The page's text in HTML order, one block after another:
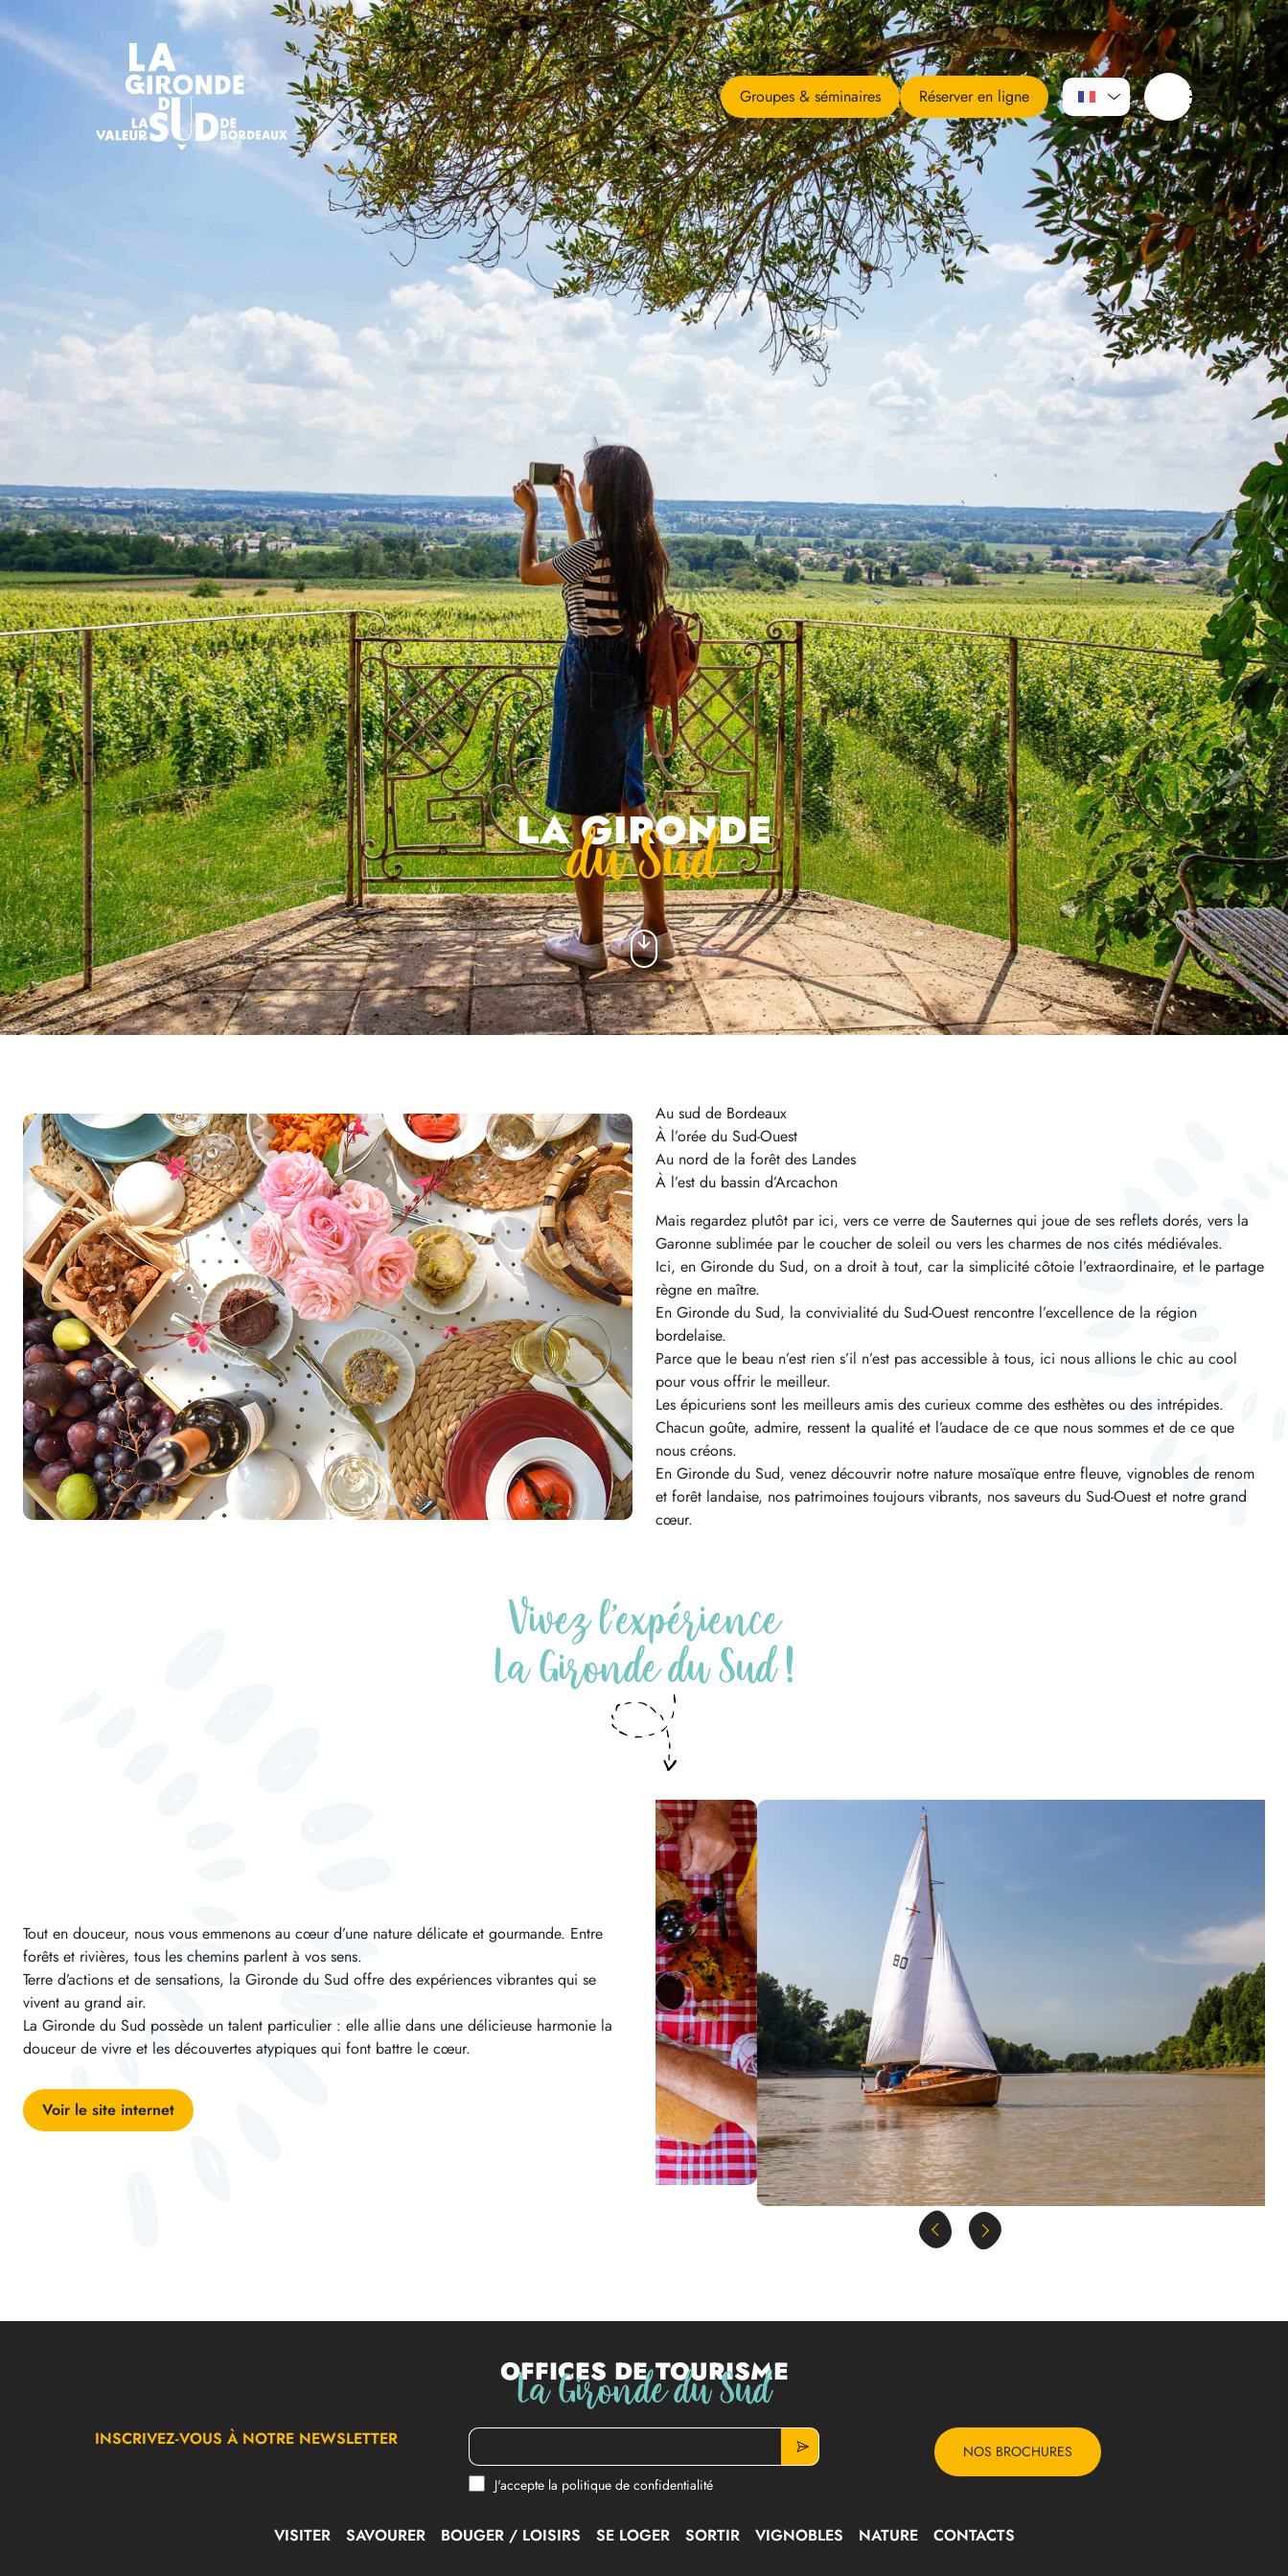
Groupes & séminaires Réserver en ligne
La Gironde
du Sud
Au sud de Bordeaux
À l’orée du Sud-Ouest
Au nord de la forêt des Landes
À l’est du bassin d’Arcachon
Mais regardez plutôt par ici, vers ce verre de Sauternes qui joue de ses reflets dorés, vers la
Garonne sublimée par le coucher de soleil ou vers les charmes de nos cités médiévales.
Ici, en Gironde du Sud, on a droit à tout, car la simplicité côtoie l’extraordinaire, et le partage
règne en maître.
En Gironde du Sud, la convivialité du Sud-Ouest rencontre l’excellence de la région
bordelaise.
Parce que le beau n’est rien s’il n’est pas accessible à tous, ici nous allions le chic au cool
pour vous offrir le meilleur.
Les épicuriens sont les meilleurs amis des curieux comme des esthètes ou des intrépides.
Chacun goûte, admire, ressent la qualité et l’audace de ce que nous sommes et de ce que
nous créons.
En Gironde du Sud, venez découvrir notre nature mosaïque entre fleuve, vignobles de renom
et forêt landaise, nos patrimoines toujours vibrants, nos saveurs du Sud-Ouest et notre grand
cœur.
Vivez l’expérience
La Gironde du Sud !
Tout en douceur, nous vous emmenons au cœur d’une nature délicate et gourmande. Entre
forêts et rivières, tous les chemins parlent à vos sens.
Terre d’actions et de sensations, la Gironde du Sud offre des expériences vibrantes qui se
vivent au grand air.
La Gironde du Sud possède un talent particulier : elle allie dans une délicieuse harmonie la
douceur de vivre et les découvertes atypiques qui font battre le cœur.
Voir le site internet
Offices de tourisme
La Gironde du Sud
INSCRIVEZ-VOUS À NOTRE NEWSLETTER
J'accepte la politique de confidentialité
NOS BROCHURES
VISITER SAVOURER BOUGER / LOISIRS SE LOGER SORTIR VIGNOBLES NATURE CONTACTS